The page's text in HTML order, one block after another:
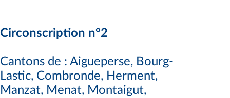
Circonscription n°2
Cantons de : Aigueperse, Bourg-
Lastic, Combronde, Herment,
Manzat, Menat, Montaigut,